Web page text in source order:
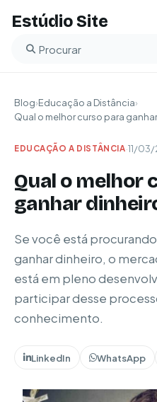
Estúdio Site
Buscar no blog
Blog›Educação a Distância›
Qual o melhor curso para
EDUCAÇÃO A DISTÂNCIA·11/
Qual o melhor
ganhar
Se você está
ganhar dinheiro, o
está em pleno
participar desse
conhecimento.
LinkedIn WhatsApp